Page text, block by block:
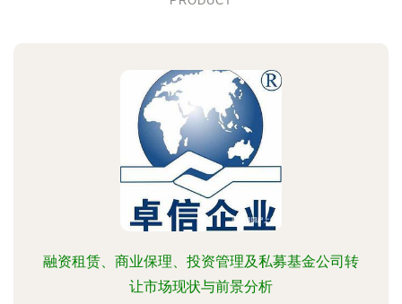
融资租赁、商业保理、投资管理及私募基金公司转
让市场现状与前景分析